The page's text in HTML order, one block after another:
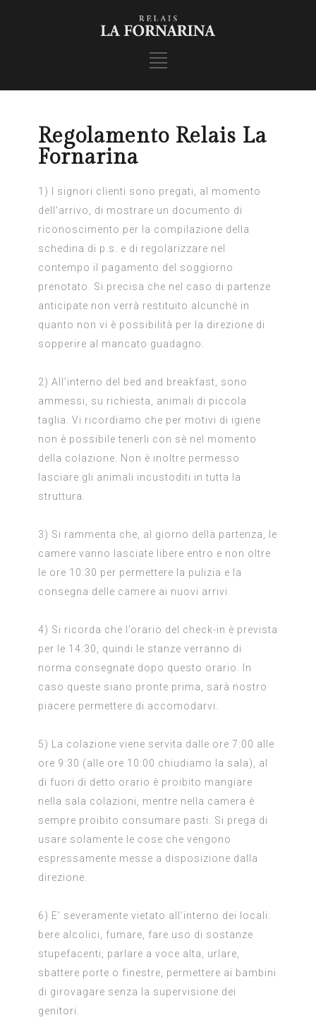
Regolamento Relais La
Fornarina
1) I signori clienti sono pregati, al momento
dell’arrivo, di mostrare un documento di
riconoscimento per la compilazione della
schedina di p.s. e di regolarizzare nel
contempo il pagamento del soggiorno
prenotato. Si precisa che nel caso di partenze
anticipate non verrà restituito alcunchè in
quanto non vi è possibilità per la direzione di
sopperire al mancato guadagno.
2) All’interno del bed and breakfast, sono
ammessi, su richiesta, animali di piccola
taglia. Vi ricordiamo che per motivi di igiene
non è possibile tenerli con sè nel momento
della colazione. Non è inoltre permesso
lasciare gli animali incustoditi in tutta la
struttura.
3) Si rammenta che, al giorno della partenza, le
camere vanno lasciate libere entro e non oltre
le ore 10:30 per permettere la pulizia e la
consegna delle camere ai nuovi arrivi.
4) Si ricorda che l’orario del check-in è prevista
per le 14:30, quindi le stanze verranno di
norma consegnate dopo questo orario. In
caso queste siano pronte prima, sarà nostro
piacere permettere di accomodarvi.
5) La colazione viene servita dalle ore 7:00 alle
ore 9:30 (alle ore 10:00 chiudiamo la sala), al
di fuori di detto orario è proibito mangiare
nella sala colazioni, mentre nella camera è
sempre proibito consumare pasti. Si prega di
usare solamente le cose che vengono
espressamente messe a disposizione dalla
direzione.
6) E’ severamente vietato all’interno dei locali:
bere alcolici, fumare, fare uso di sostanze
stupefacenti, parlare a voce alta, urlare,
sbattere porte o finestre, permettere ai bambini
di girovagare senza la supervisione dei
genitori.